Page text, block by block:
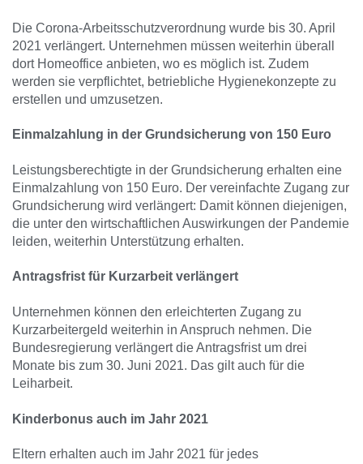
Die Corona-Arbeitsschutzverordnung wurde bis 30. April
2021 verlängert. Unternehmen müssen weiterhin überall
dort Homeoffice anbieten, wo es möglich ist. Zudem
werden sie verpflichtet, betriebliche Hygienekonzepte zu
erstellen und umzusetzen.
Einmalzahlung in der Grundsicherung von 150 Euro
Leistungsberechtigte in der Grundsicherung erhalten eine
Einmalzahlung von 150 Euro. Der vereinfachte Zugang zur
Grundsicherung wird verlängert: Damit können diejenigen,
die unter den wirtschaftlichen Auswirkungen der Pandemie
leiden, weiterhin Unterstützung erhalten.
Antragsfrist für Kurzarbeit verlängert
Unternehmen können den erleichterten Zugang zu
Kurzarbeitergeld weiterhin in Anspruch nehmen. Die
Bundesregierung verlängert die Antragsfrist um drei
Monate bis zum 30. Juni 2021. Das gilt auch für die
Leiharbeit.
Kinderbonus auch im Jahr 2021
Eltern erhalten auch im Jahr 2021 für jedes